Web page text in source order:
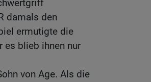
damals den
ermutigte die
es blieb ihnen nur
von Age. Als die